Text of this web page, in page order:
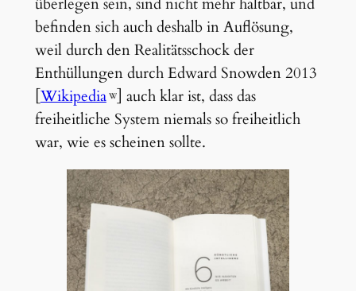
befinden sich auch deshalb in Auflösung,
weil durch den Realitätsschock der
Enthüllungen durch Edward Snowden 2013
[Wikipedia ] auch klar ist, dass das
freiheitliche System niemals so freiheitlich
war, wie es scheinen sollte.